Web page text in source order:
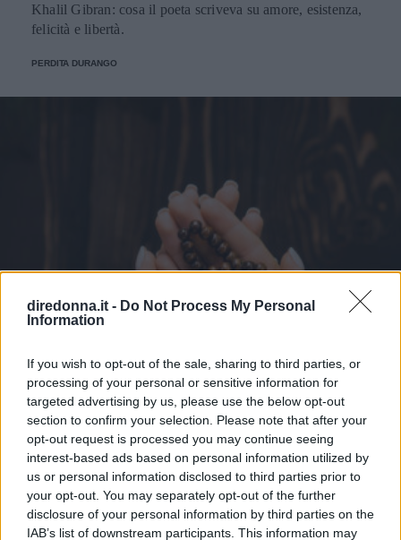
diredonna.it - Do Not Process My Personal
Information
If you wish to opt-out of the sale, sharing to third parties, or
processing of your personal or sensitive information for
targeted advertising by us, please use the below opt-out
section to confirm your selection. Please note that after your
opt-out request is processed you may continue seeing
interest-based ads based on personal information utilized by
us or personal information disclosed to third parties prior to
your opt-out. You may separately opt-out of the further
disclosure of your personal information by third parties on the
IAB’s list of downstream participants. This information may
Khalil Gibran: cosa il poeta scriveva su amore, esistenza,
felicità e libertà.
PERDITA DURANGO
NEWS